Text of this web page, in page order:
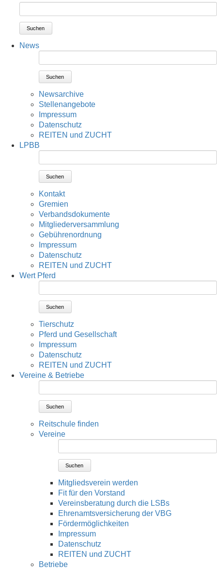
Suchen
News
Suchen
Newsarchive
Stellenangebote
Impressum
Datenschutz
REITEN und ZUCHT
LPBB
Suchen
Kontakt
Gremien
Verbandsdokumente
Mitgliederversammlung
Gebührenordnung
Impressum
Datenschutz
REITEN und ZUCHT
Wert Pferd
Suchen
Tierschutz
Pferd und Gesellschaft
Impressum
Datenschutz
REITEN und ZUCHT
Vereine & Betriebe
Suchen
Reitschule finden
Vereine
Suchen
Mitgliedsverein werden
Fit für den Vorstand
Vereinsberatung durch die LSBs
Ehrenamtsversicherung der VBG
Fördermöglichkeiten
Impressum
Datenschutz
REITEN und ZUCHT
Betriebe